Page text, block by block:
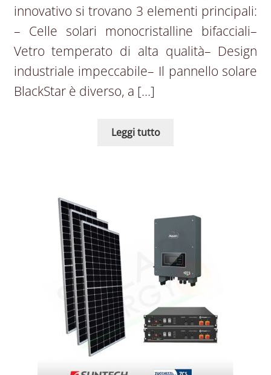
innovativo si trovano 3 elementi principali:
– Celle solari monocristalline bifacciali–
Vetro temperato di alta qualità– Design
industriale impeccabile– Il pannello solare
BlackStar è diverso, a […]
Leggi tutto